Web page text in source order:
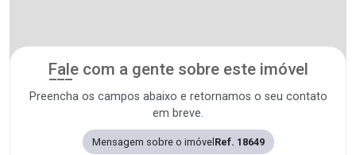
Fale com a gente sobre este imóvel
Preencha os campos abaixo e retornamos o seu contato
em breve.
Mensagem sobre o imóvel Ref. 18649